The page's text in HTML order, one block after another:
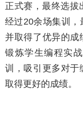
正式赛，最终选拔
经过20余场集训，
并取得了优异的成
锻炼学生编程实
训，吸引更多对于
取得更好的成绩。